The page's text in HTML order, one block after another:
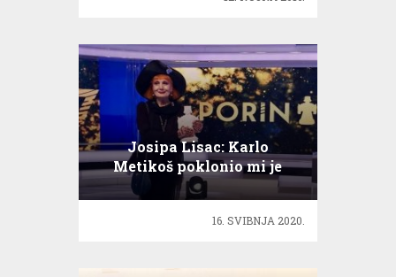
Josipa Lisac: Karlo
Metikoš poklonio mi je
ljubav i smisao života i ovo
je naš Porin
16. SVIBNJA 2020.